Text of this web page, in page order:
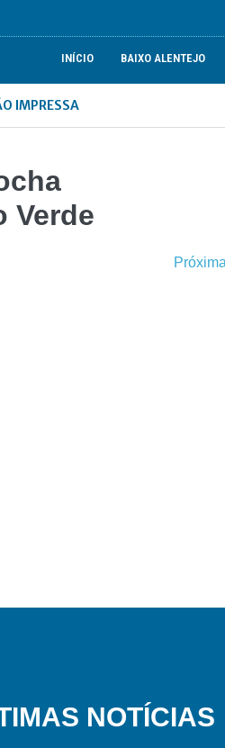
INÍCIO BAIXO ALENTEJO
IMPRESSA
Verde
NOTÍCIAS